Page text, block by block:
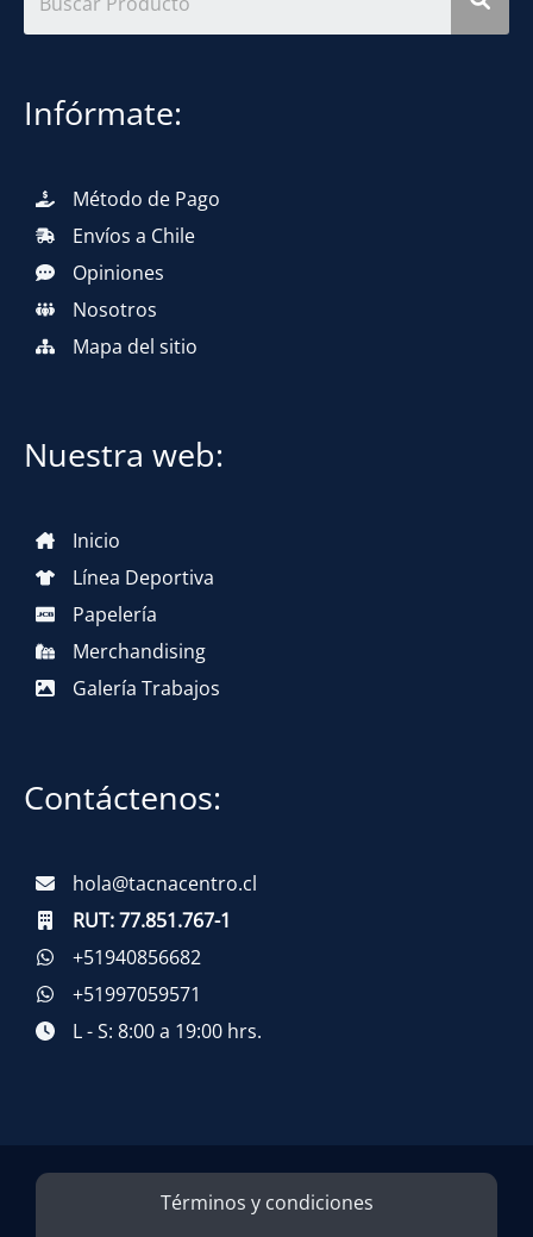
Infórmate:
Método de Pago
Envíos a Chile
Opiniones
Nosotros
Mapa del sitio
Nuestra web:
Inicio
Línea Deportiva
Papelería
Merchandising
Galería Trabajos
Contáctenos:
hola@tacnacentro.cl
RUT:77.851.767-1
+51940856682
+51997059571
L - S: 8:00 a 19:00 hrs.
Términos y condiciones